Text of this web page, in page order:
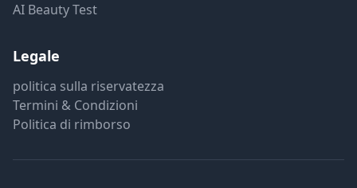
AI Beauty Test
Legale
politica sulla riservatezza
Termini & Condizioni
Politica di rimborso